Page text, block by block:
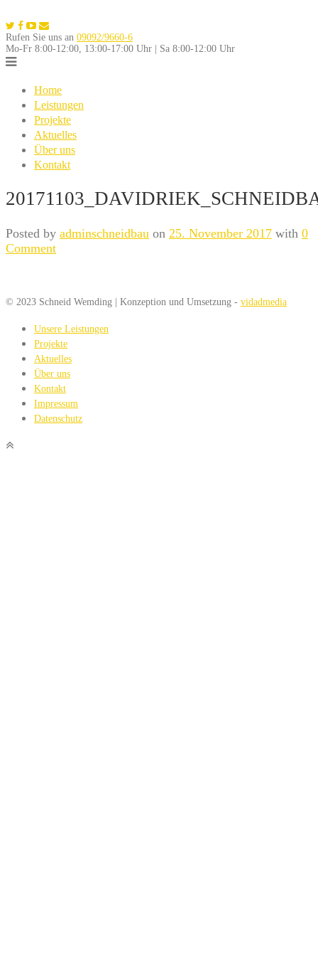
to
content
Rufen Sie uns an 09092/9660-6
Mo-Fr 8:00-12:00, 13:00-17:00 Uhr | Sa 8:00-12:00 Uhr
Home
Leistungen
Projekte
Aktuelles
Über uns
Kontakt
Posted by adminschneidbau on 25. November 2017 with 0
Comment
© 2023 Schneid Wemding | Konzeption und Umsetzung - vidadmedia
Unsere Leistungen
Projekte
Aktuelles
Über uns
Kontakt
Impressum
Datenschutz